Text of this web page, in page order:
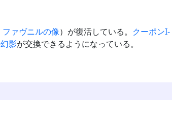
ファヴニルの像）が復活している。 クーポンI-
影が交換できるようになっている。